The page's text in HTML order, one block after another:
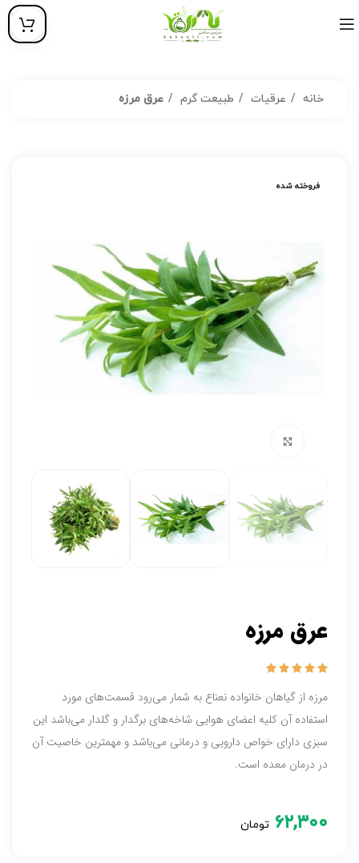
خانه عرقیات طبیعت گرم عرق مرزه
فروخته شده
فروخته شده
عرق مرزه





مرزه از گیاهان خانواده نعناع به شمار می‌رود قسمت‌های مورد
استفاده آن کلیه اعضای هوایی شاخه‌های برگدار و گلدار می‌باشد این
سبزی دارای خواص دارویی و درمانی می‌باشد و مهمترین خاصیت آن
در درمان معده است.
۶۲,۳۰۰ تومان